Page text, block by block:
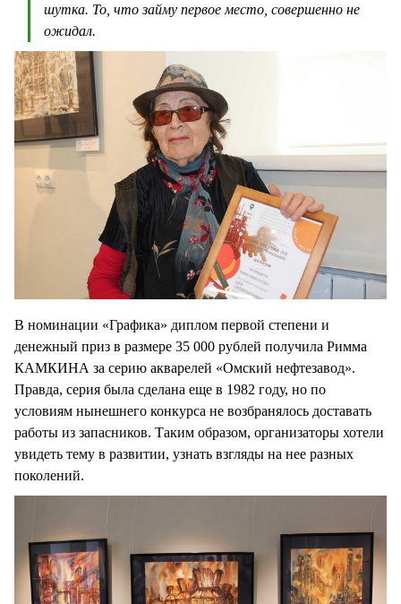
шутка. То, что займу первое место, совершенно не
ожидал.
В номинации «Графика» диплом первой степени и
денежный приз в размере 35 000 рублей получила Римма
КАМКИНА за серию акварелей «Омский нефтезавод».
Правда, серия была сделана еще в 1982 году, но по
условиям нынешнего конкурса не возбранялось доставать
работы из запасников. Таким образом, организаторы хотели
увидеть тему в развитии, узнать взгляды на нее разных
поколений.